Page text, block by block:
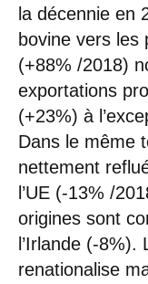
la décennie en
bovine vers les
(+88% /2018)
exportations
(+23%) à
Dans le même
nettement
l’UE (-13% /
origines sont
l’Irlande (-
renationalise